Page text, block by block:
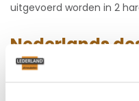
uitgevoerd worden in 2
Nederlands
gemaakt